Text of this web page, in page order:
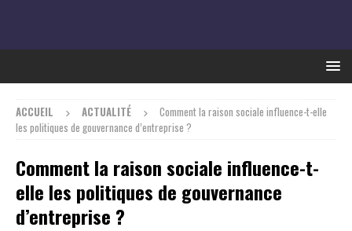
ACCUEIL ACTUALITÉ
Comment la raison sociale influence-t-elle
les politiques de gouvernance d’entreprise ?
Comment la raison sociale influence-t-
elle les politiques de gouvernance
d’entreprise ?